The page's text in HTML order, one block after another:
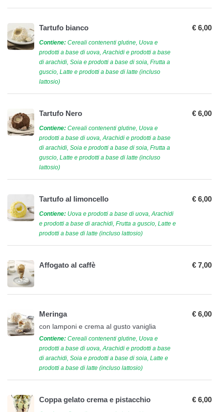
Tartufo bianco
Contiene: Cereali contenenti glutine, Uova e
prodotti a base di uova, Arachidi e prodotti a base
di arachidi, Soia e prodotti a base di soia, Frutta a
guscio, Latte e prodotti a base di latte (incluso
lattosio)
€ 6,00
Tartufo Nero
Contiene: Cereali contenenti glutine, Uova e
prodotti a base di uova, Arachidi e prodotti a base
di arachidi, Soia e prodotti a base di soia, Frutta a
guscio, Latte e prodotti a base di latte (incluso
lattosio)
€ 6,00
Tartufo al limoncello
Contiene: Uova e prodotti a base di uova, Arachidi
e prodotti a base di arachidi, Frutta a guscio, Latte e
prodotti a base di latte (incluso lattosio)
€ 6,00
Affogato al caffè € 7,00
Meringa
con lamponi e crema al gusto vaniglia
Contiene: Cereali contenenti glutine, Uova e
prodotti a base di uova, Arachidi e prodotti a base
di arachidi, Soia e prodotti a base di soia, Latte e
prodotti a base di latte (incluso lattosio)
€ 6,00
Coppa gelato crema e pistacchio € 6,00